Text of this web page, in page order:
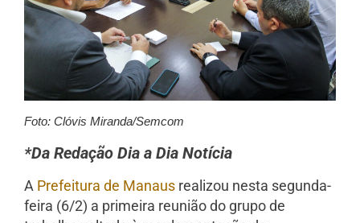
Foto: Clóvis Miranda/Semcom
*Da Redação Dia a Dia Notícia
A Prefeitura de Manaus realizou nesta segunda-
feira (6/2) a primeira reunião do grupo de